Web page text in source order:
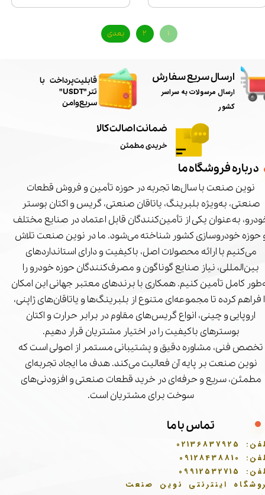
۱ ۲ بعدی
ارسال سریع سفارش
ارسال مرسولات به سراسر
کشور
ضمانت اصالت کالا
خریدی مطمئن
درباره فروشگاه ما
نوین صنعت با سال‌ها تجربه در حوزه تأمین و فروش قطعات
صنعتی، به‌ویژه بلبرینگ، یاتاقان صنعتی، گریس و اکتان بوستر
به‌عنوان یکی از تأمین‌کنندگان قابل اعتماد در صنایع مختلف
حوزه خودروسازی کشور شناخته می‌شود. ما در نوین صنعت تلاش
می‌کنیم با ارائه محصولات اصل، باکیفیت و دارای استانداردهای
بین‌المللی، نیاز صنایع گوناگون و مصرف‌کنندگان حوزه خودرو را
کامل تأمین کنیم. همکاری با برندهای معتبر جهانی این امکان
فراهم کرده تا مجموعه‌ای متنوع از بلبرینگ‌ها و یاتاقان‌های ژاپنی،
اروپایی و چینی، انواع گریس‌های مقاوم در برابر حرارت و اکتان
بوسترهای باکیفیت را در اختیار مشتریان قرار دهیم.
تخصص فنی، مشاوره دقیق و پشتیبانی مستمر از اصولی است که
نوین صنعت بر پایه آن فعالیت می‌کند. هدف ما ایجاد تجربه‌ای
مطمئن، سریع و حرفه‌ای در خرید قطعات صنعتی و افزودنی‌های
سوخت برای مشتریان است.
تماس با ما
02136837925
09128438810
09912532715
اینترنتی نوین صنعت
​قابلیت پرداخت با
تتر"USDT"
سریع و امن